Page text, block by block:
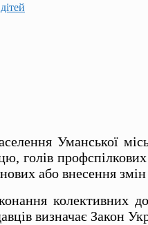
Уманської
голів
або внесення
колективних
визначає Закон